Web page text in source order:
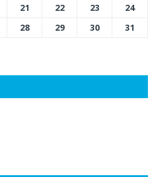
21 22 23
24
28 29 30 31